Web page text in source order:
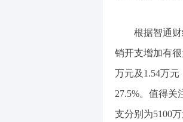
根据智通
销开支增加有
万元及1.54万元
27.5%。值得
支分别为5100